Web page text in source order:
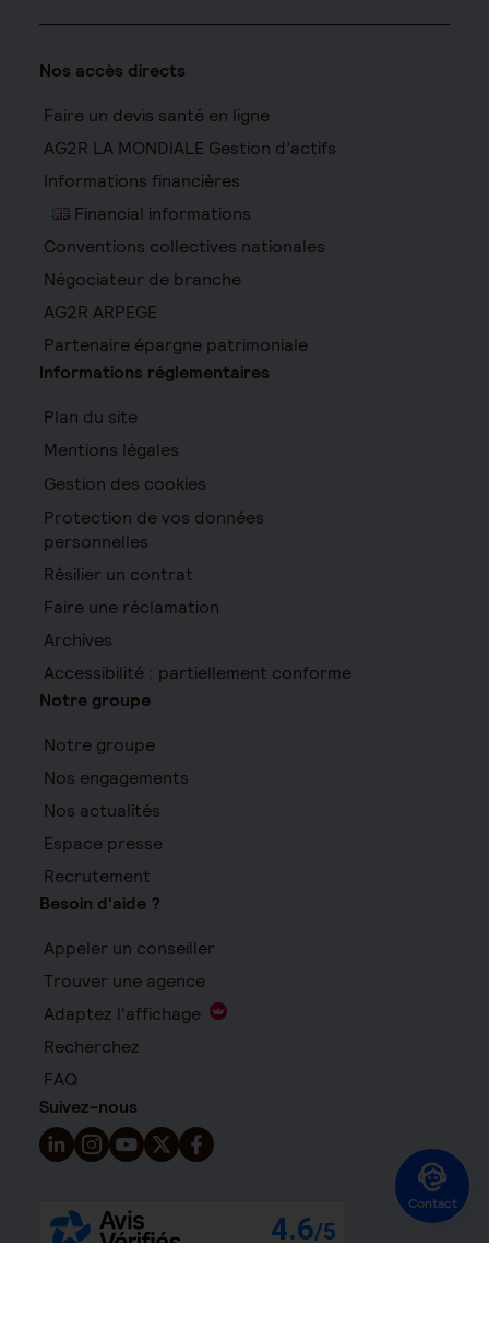
Contact
Nos accès directs
Faire un devis santé en ligne
AG2R LA MONDIALE Gestion d’actifs
Informations financières
Financial informations
Conventions collectives nationales
Négociateur de branche
AG2R ARPEGE
Partenaire épargne patrimoniale
Informations réglementaires
Plan du site
Mentions légales
Gestion des cookies
Protection de vos données
personnelles
Résilier un contrat
Faire une réclamation
Archives
Accessibilité : partiellement conforme
Notre groupe
Notre groupe
Nos engagements
Nos actualités
Espace presse
Recrutement
Besoin d'aide ?
Appeler un conseiller
Trouver une agence
Adaptez l'affichage
Recherchez
FAQ
Suivez-nous
Suivez-nous sur LinkedIn - Nouvelle fenêtre
Suivez-nous sur Instagram - Nouvelle fenêtre
Suivez-nous sur YouTube - Nouvelle fenêtre
Suivez-nous sur X - Nouvelle fenêtre
Suivez-nous sur Facebook - Nouvelle